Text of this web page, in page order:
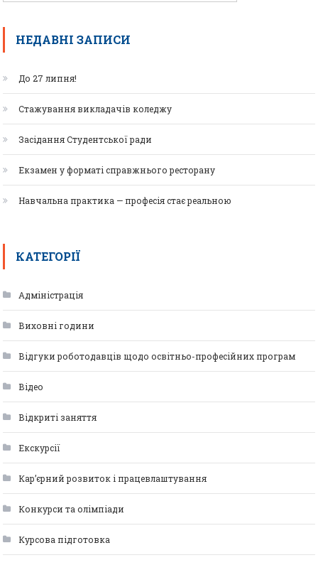
НЕДАВНІ ЗАПИСИ
До 27 липня!
Стажування викладачів коледжу
Засідання Студентської ради
Екзамен у форматі справжнього ресторану
Навчальна практика — професія стає реальною
КАТЕГОРІЇ
Адміністрація
Виховні години
Відгуки роботодавців щодо освітньо-професійних програм
Відео
Відкриті заняття
Екскурсії
Кар’єрний розвиток і працевлаштування
Конкурси та олімпіади
Курсова підготовка